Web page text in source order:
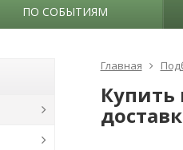
ПО СОБЫТИЯМ
Главная